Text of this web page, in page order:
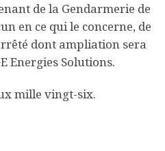
de la Gendarmerie de
en ce qui le concerne, de
dont ampliation sera
Energies Solutions.
mille vingt-six.